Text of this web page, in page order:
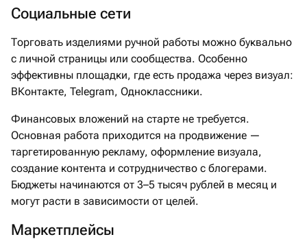
Социальные сети
Торговать изделиями ручной работы можно буквально
с личной страницы или сообщества. Особенно
эффективны площадки, где есть продажа через визуал:
ВКонтакте, Telegram, Одноклассники.
Финансовых вложений на старте не требуется.
Основная работа приходится на продвижение —
таргетированную рекламу, оформление визуала,
создание контента и сотрудничество с блогерами.
Бюджеты начинаются от 3–5 тысяч рублей в месяц и
могут расти в зависимости от целей.
Маркетплейсы